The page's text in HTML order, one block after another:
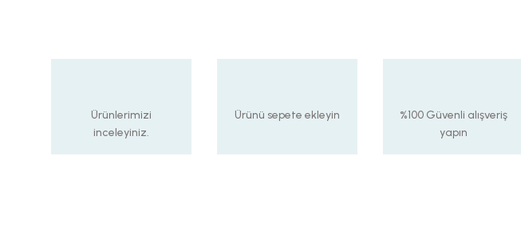
Ürünlerimizi
inceleyiniz.
Ürünü sepete ekleyin
%100 Güvenli alışveriş
yapın